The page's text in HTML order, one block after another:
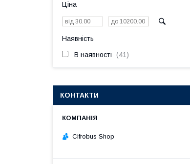
Ціна
Наявність
В наявності 41
КОНТАКТИ
Cifrobus Shop